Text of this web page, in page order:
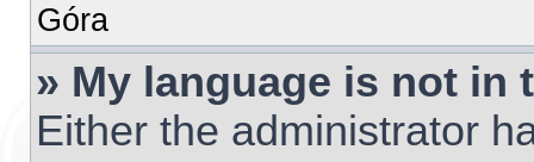
Góra
» My language is not in
Either the administrator